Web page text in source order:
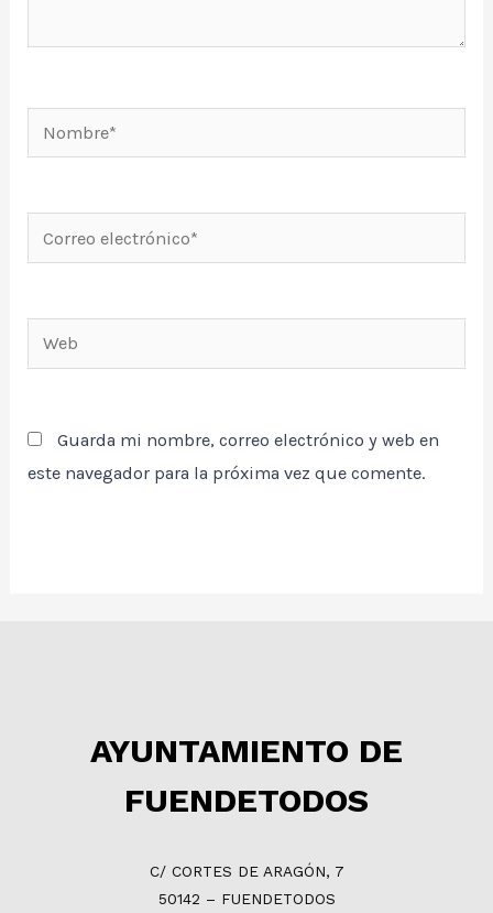
Nombre*
electrónico*
Web
Guarda mi nombre, correo electrónico y web en
este navegador para la próxima vez que comente.
AYUNTAMIENTO DE
FUENDETODOS
C/ CORTES DE ARAGÓN, 7
50142 – FUENDETODOS